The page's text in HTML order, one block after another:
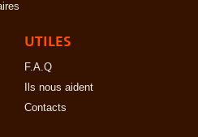
UTILES
F.A.Q
Ils nous aident
Contacts